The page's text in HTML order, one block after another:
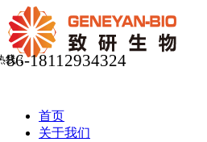
线：
86-18112934324
首页
关于我们